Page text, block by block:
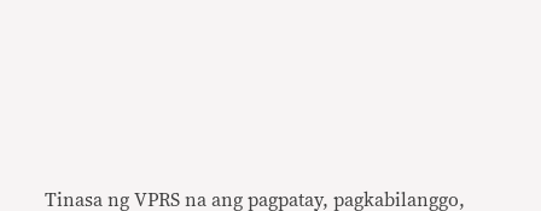
Tinasa ng VPRS na ang pagpatay, pagkabilanggo,